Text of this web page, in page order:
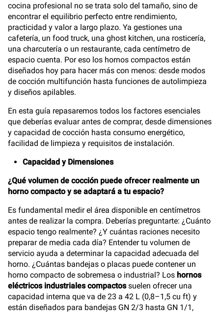
cocina profesional no se trata solo del tamaño, sino de
encontrar el equilibrio perfecto entre rendimiento,
practicidad y valor a largo plazo. Ya gestiones una
cafetería, un food truck, una ghost kitchen, una rosticería,
una charcutería o un restaurante, cada centímetro de
espacio cuenta. Por eso los hornos compactos están
diseñados hoy para hacer más con menos: desde modos
de cocción multifunción hasta funciones de autolimpieza
y diseños apilables.
En esta guía repasaremos todos los factores esenciales
que deberías evaluar antes de comprar, desde dimensiones
y capacidad de cocción hasta consumo energético,
facilidad de limpieza y requisitos de instalación.
Capacidad y Dimensiones
¿Qué volumen de cocción puede ofrecer realmente un
horno compacto y se adaptará a tu espacio?
Es fundamental medir el área disponible en centímetros
antes de realizar la compra. Deberías preguntarte: ¿Cuánto
espacio tengo realmente? ¿Y cuántas raciones necesito
preparar de media cada día? Entender tu volumen de
servicio ayuda a determinar la capacidad adecuada del
horno. ¿Cuántas bandejas o placas puede contener un
horno compacto de sobremesa o industrial? Los hornos
eléctricos industriales compactossuelen ofrecer una
capacidad interna que va de 23 a 42 L (0,8–1,5 cu ft) y
están diseñados para bandejas GN 2/3 hasta GN 1/1,